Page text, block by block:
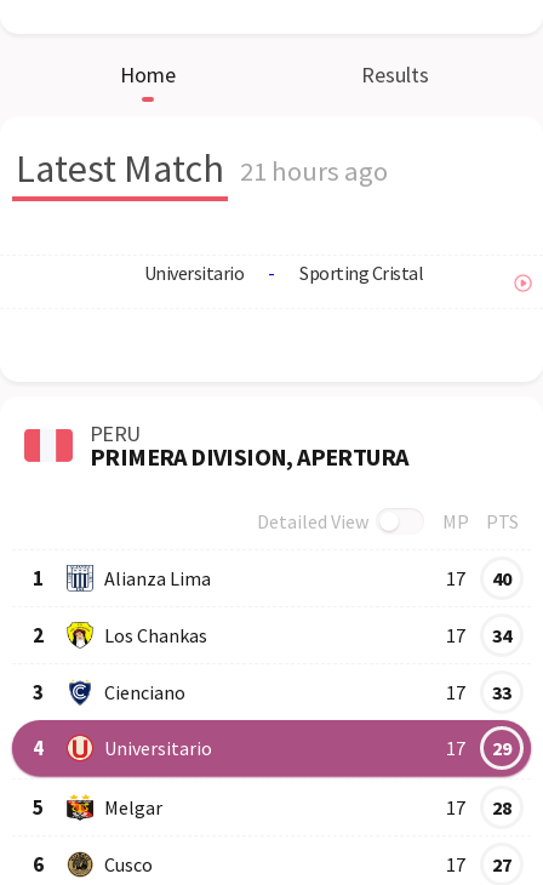
Home Results
Latest Match 21 hours ago
Universitario - Sporting Cristal
PERU
PRIMERA DIVISION, APERTURA
Detailed View MP PTS
1 Alianza Lima 17 40
2 Los Chankas 17 34
3 Cienciano 17 33
4 Universitario 17 29
5 Melgar 17 28
6 Cusco 17 27